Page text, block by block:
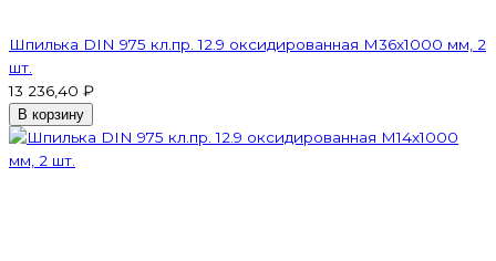
Шпилька DIN 975 кл.пр. 12.9 оксидированная M36х1000 мм, 2
шт.
13 236,40 ₽
В корзину